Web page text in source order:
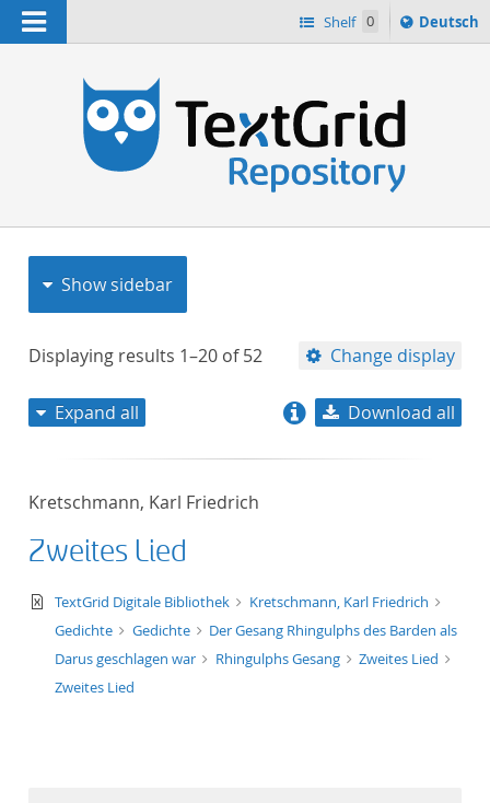
Navigation Shelf 0
Sprache
ï¿½ndern
Deutsch
Show sidebar
Displaying results 1–20 of52 Change display
format ascending
Expand all Download all
Kretschmann, Karl Friedrich
Zweites Lied
text/xml
TextGrid Digitale Bibliothek
Kretschmann, Karl Friedrich
Gedichte
Gedichte
Der Gesang Rhingulphs des Barden als
Darus geschlagen war
Rhingulphs Gesang
Zweites Lied
Zweites Lied